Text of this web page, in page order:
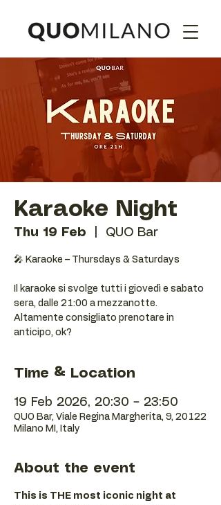
Karaoke Night
Thu 19 Feb QUO Bar
🎤 Karaoke – Thursdays & Saturdays
Il karaoke si svolge tutti i giovedì e sabato
sera, dalle 21:00 a mezzanotte.
Altamente consigliato prenotare in
anticipo, ok?
Time & Location
19 Feb 2026, 20:30 – 23:50
QUO Bar, Viale Regina Margherita, 9, 20122
Milano MI, Italy
About the event
This is THE most iconic night at